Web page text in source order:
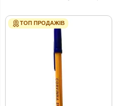
ТОП ПРОДАЖІВ